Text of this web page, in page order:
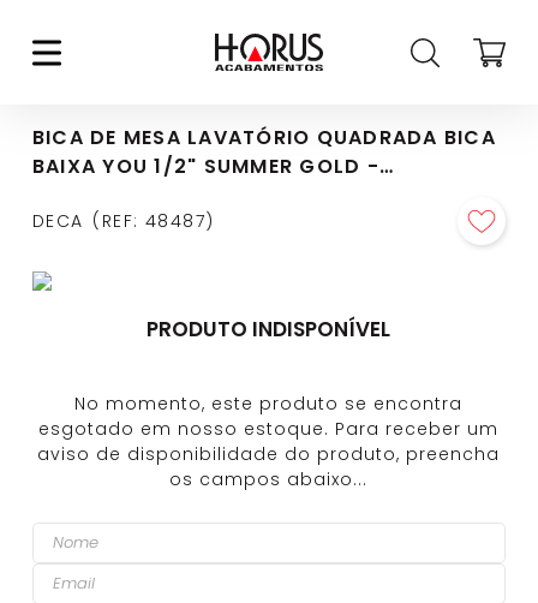
BICA DE MESA LAVATÓRIO QUADRADA BICA
BAIXA YOU 1/2" SUMMER GOLD -
DECA REF: 48487
PRODUTO INDISPONÍVEL